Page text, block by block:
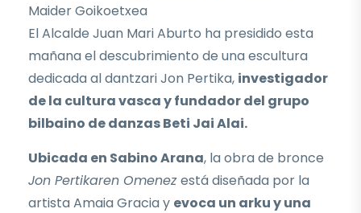
Maider Goikoetxea
El Alcalde Juan Mari Aburto ha presidido esta
mañana el descubrimiento de una escultura
dedicada al dantzari Jon Pertika, investigador
de la cultura vasca y fundador del grupo
bilbaino de danzas Beti Jai Alai.
Ubicada en Sabino Arana, la obra de bronce
Jon Pertikaren Omenezestá diseñada por la
artista Amaia Gracia y evoca un arku y una